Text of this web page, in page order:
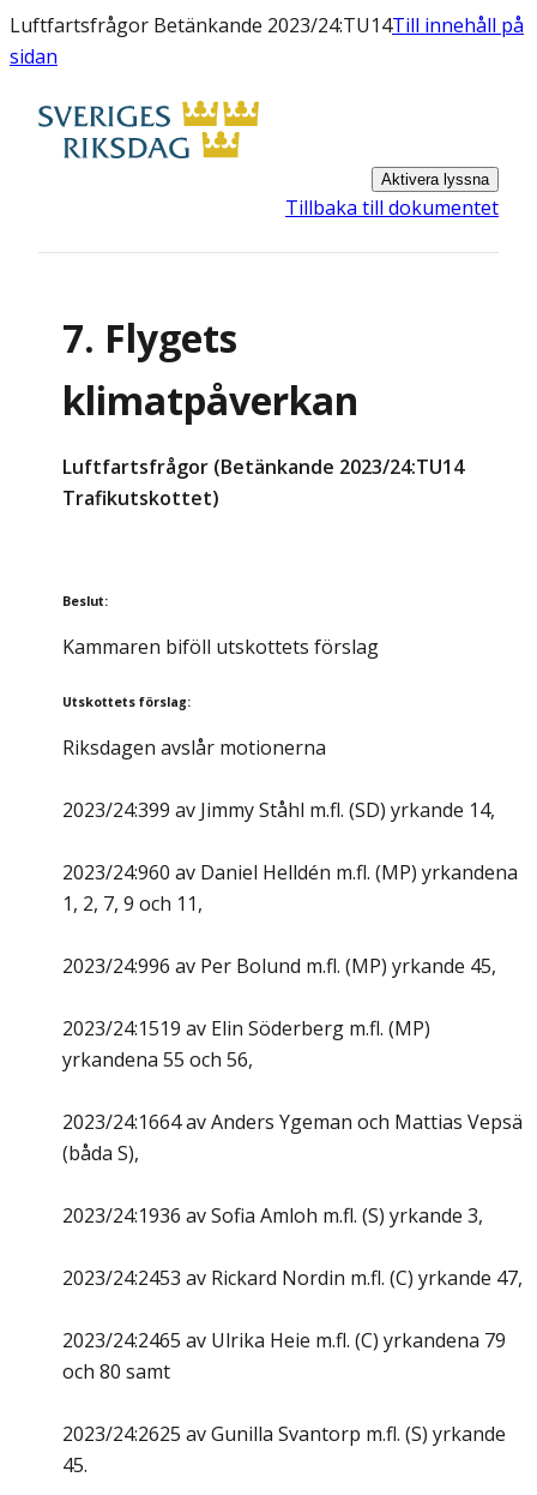
Luftfartsfrågor Betänkande 2023/24:TU14Till innehåll på
sidan
Aktivera lyssna
Tillbaka till dokumentet
7. Flygets
klimatpåverkan
Luftfartsfrågor (Betänkande 2023/24:TU14
Trafikutskottet)
Beslut:
Kammaren biföll utskottets förslag
Utskottets förslag:
Riksdagen avslår motionerna
2023/24:399 av Jimmy Ståhl m.fl. (SD) yrkande 14,
2023/24:960 av Daniel Helldén m.fl. (MP) yrkandena
1, 2, 7, 9 och 11,
2023/24:996 av Per Bolund m.fl. (MP) yrkande 45,
2023/24:1519 av Elin Söderberg m.fl. (MP)
yrkandena 55 och 56,
2023/24:1664 av Anders Ygeman och Mattias Vepsä
(båda S),
2023/24:1936 av Sofia Amloh m.fl. (S) yrkande 3,
2023/24:2453 av Rickard Nordin m.fl. (C) yrkande 47,
2023/24:2465 av Ulrika Heie m.fl. (C) yrkandena 79
och 80 samt
2023/24:2625 av Gunilla Svantorp m.fl. (S) yrkande
45.